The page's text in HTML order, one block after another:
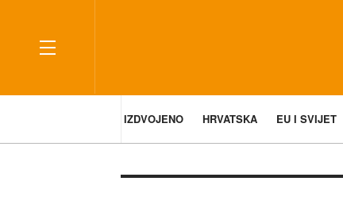
IZDVOJENO HRVATSKA EU I SVIJET